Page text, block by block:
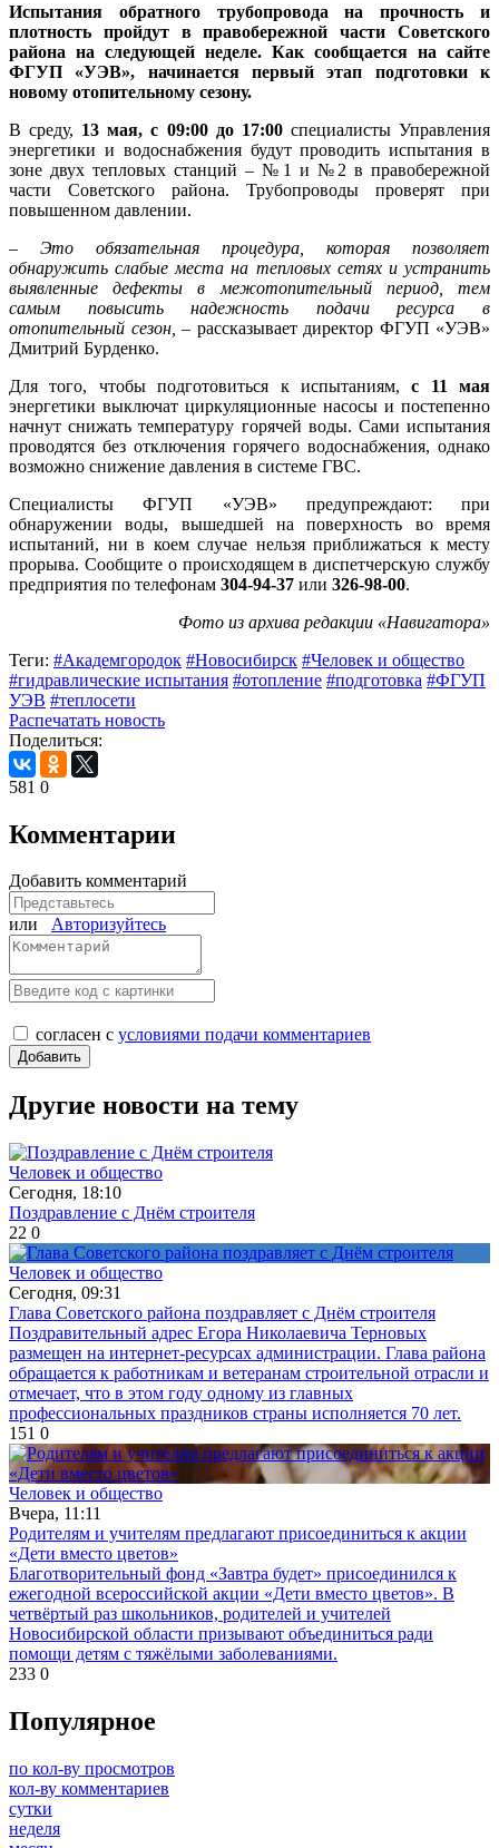
Испытания обратного трубопровода на прочность и
плотность пройдут в правобережной части Советского
района на следующей неделе. Как сообщается на сайте
ФГУП «УЭВ», начинается первый этап подготовки к
новому отопительному сезону.
В среду, 13 мая, с 09:00 до 17:00специалисты Управления
энергетики и водоснабжения будут проводить испытания в
зоне двух тепловых станций – №1 и №2 в правобережной
части Советского района. Трубопроводы проверят при
повышенном давлении.
– Это обязательная процедура, которая позволяет
обнаружить слабые места на тепловых сетях и устранить
выявленные дефекты в межотопительный период, тем
самым повысить надежность подачи ресурса в
отопительный сезон, – рассказывает директор ФГУП «УЭВ»
Дмитрий Бурденко.
Для того, чтобы подготовиться к испытаниям,с 11 мая
энергетики выключат циркуляционные насосы и постепенно
начнут снижать температуру горячей воды. Сами испытания
проводятся без отключения горячего водоснабжения, однако
возможно снижение давления в системе ГВС.
Специалисты ФГУП «УЭВ» предупреждают: при
обнаружении воды, вышедшей на поверхность во время
испытаний, ни в коем случае нельзя приближаться к месту
прорыва. Сообщите о происходящем в диспетчерскую службу
предприятия по телефонам 304-94-37 или 326-98-00.
Фото из архива редакции «Навигатора»
Теги: #Академгородок #Новосибирск #Человек и общество
#гидравлические испытания #отопление #подготовка #ФГУП
УЭВ #теплосети
Распечатать новость
Поделиться:
581 0
Комментарии
Добавить комментарий
или Авторизуйтесь
согласен с условиями подачи комментариев
Другие новости на тему
Человек и общество
Сегодня, 18:10
Поздравление с Днём строителя
22 0
Человек и общество
Сегодня, 09:31
Глава Советского района поздравляет с Днём строителя
Поздравительный адрес Егора Николаевича Терновых
размещен на интернет-ресурсах администрации. Глава района
обращается к работникам и ветеранам строительной отрасли и
отмечает, что в этом году одному из главных
профессиональных праздников страны исполняется 70 лет.
151 0
Человек и общество
Вчера, 11:11
Родителям и учителям предлагают присоединиться к акции
«Дети вместо цветов»
Благотворительный фонд «Завтра будет» присоединился к
ежегодной всероссийской акции «Дети вместо цветов». В
четвёртый раз школьников, родителей и учителей
Новосибирской области призывают объединиться ради
помощи детям с тяжёлыми заболеваниями.
233 0
Популярное
по кол-ву просмотров
кол-ву комментариев
сутки
неделя